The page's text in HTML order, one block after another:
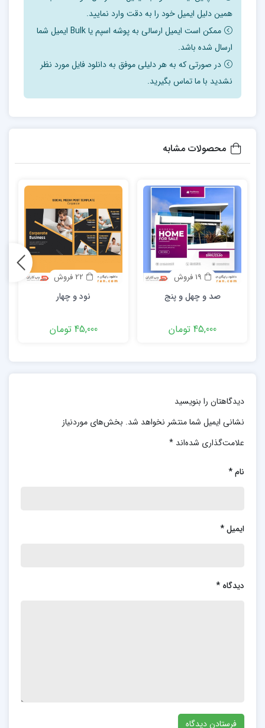
همین دلیل ایمیل خود را به دقت وارد نمایید.
ممکن است ایمیل ارسالی به پوشه اسپم یا Bulk ایمیل شما
ارسال شده باشد.
در صورتی که به هر دلیلی موفق به دانلود فایل مورد نظر
نشدید با ما تماس بگیرید.
محصولات مشابه
19 فروش
صد و چهل و پنج
45,000 تومان
22 فروش
نود و چهار
45,000 تومان
دیدگاهتان را بنویسید
نشانی ایمیل شما منتشر نخواهد شد. بخش‌های موردنیاز
علامت‌گذاری شده‌اند *
نام*
ایمیل*
دیدگاه *